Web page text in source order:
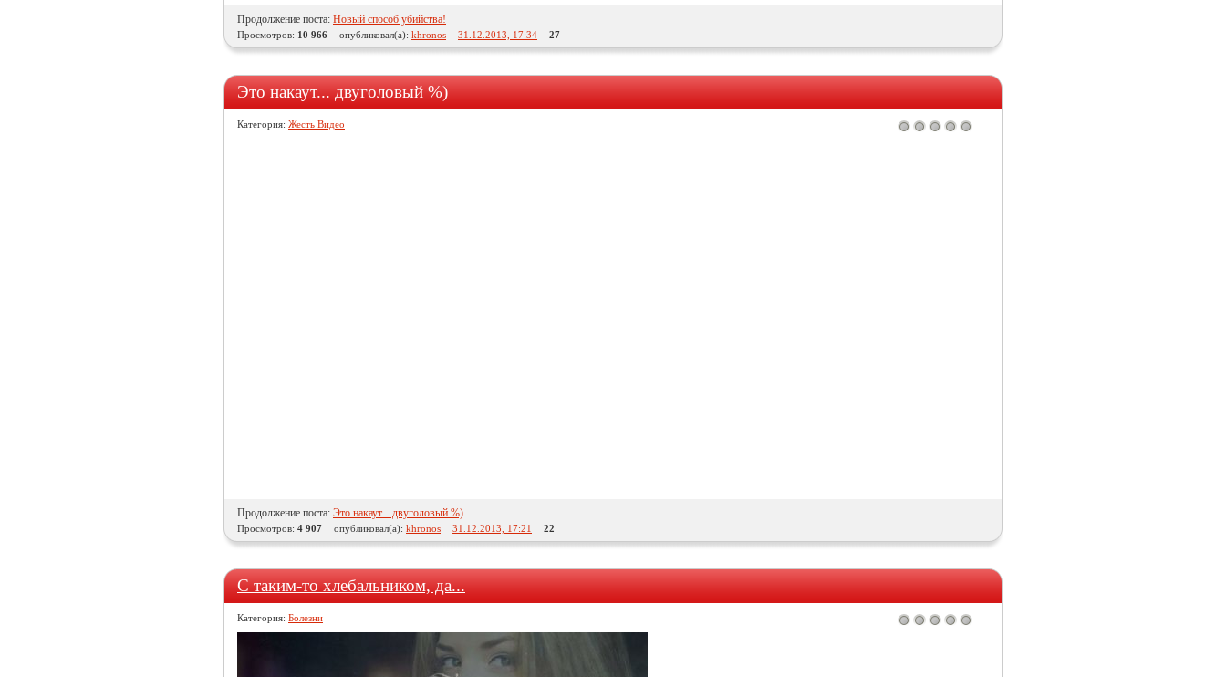
Продолжение поста: Новый способ убийства!
Просмотров: 10 966 опубликовал(а): khronos 31.12.2013, 17:34 27
Это накаут... двуголовый %)
Категория: Жесть Видео
Продолжение поста: Это накаут... двуголовый %)
Просмотров: 4 907 опубликовал(а): khronos 31.12.2013, 17:21 22
С таким-то хлебальником, да...
Категория: Болезни